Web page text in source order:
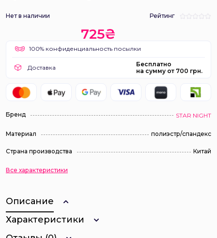
Нет в наличии Рейтинг
725₴
100% конфиденциальность посылки
Доставка
Бесплатно
на сумму от 700 грн.
Бренд STAR NIGHT
Материал полиэстр/спандекс
Страна производства Китай
Все характеристики
Описание
Характеристики